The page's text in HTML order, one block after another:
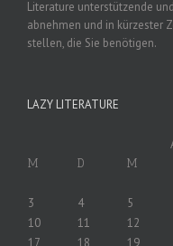
Literature unterstützende
abnehmen und in kürzester
stellen, die Sie benötigen.
LAZY LITERATURE
M D M
3
4 5
10
11 12
17
18 19